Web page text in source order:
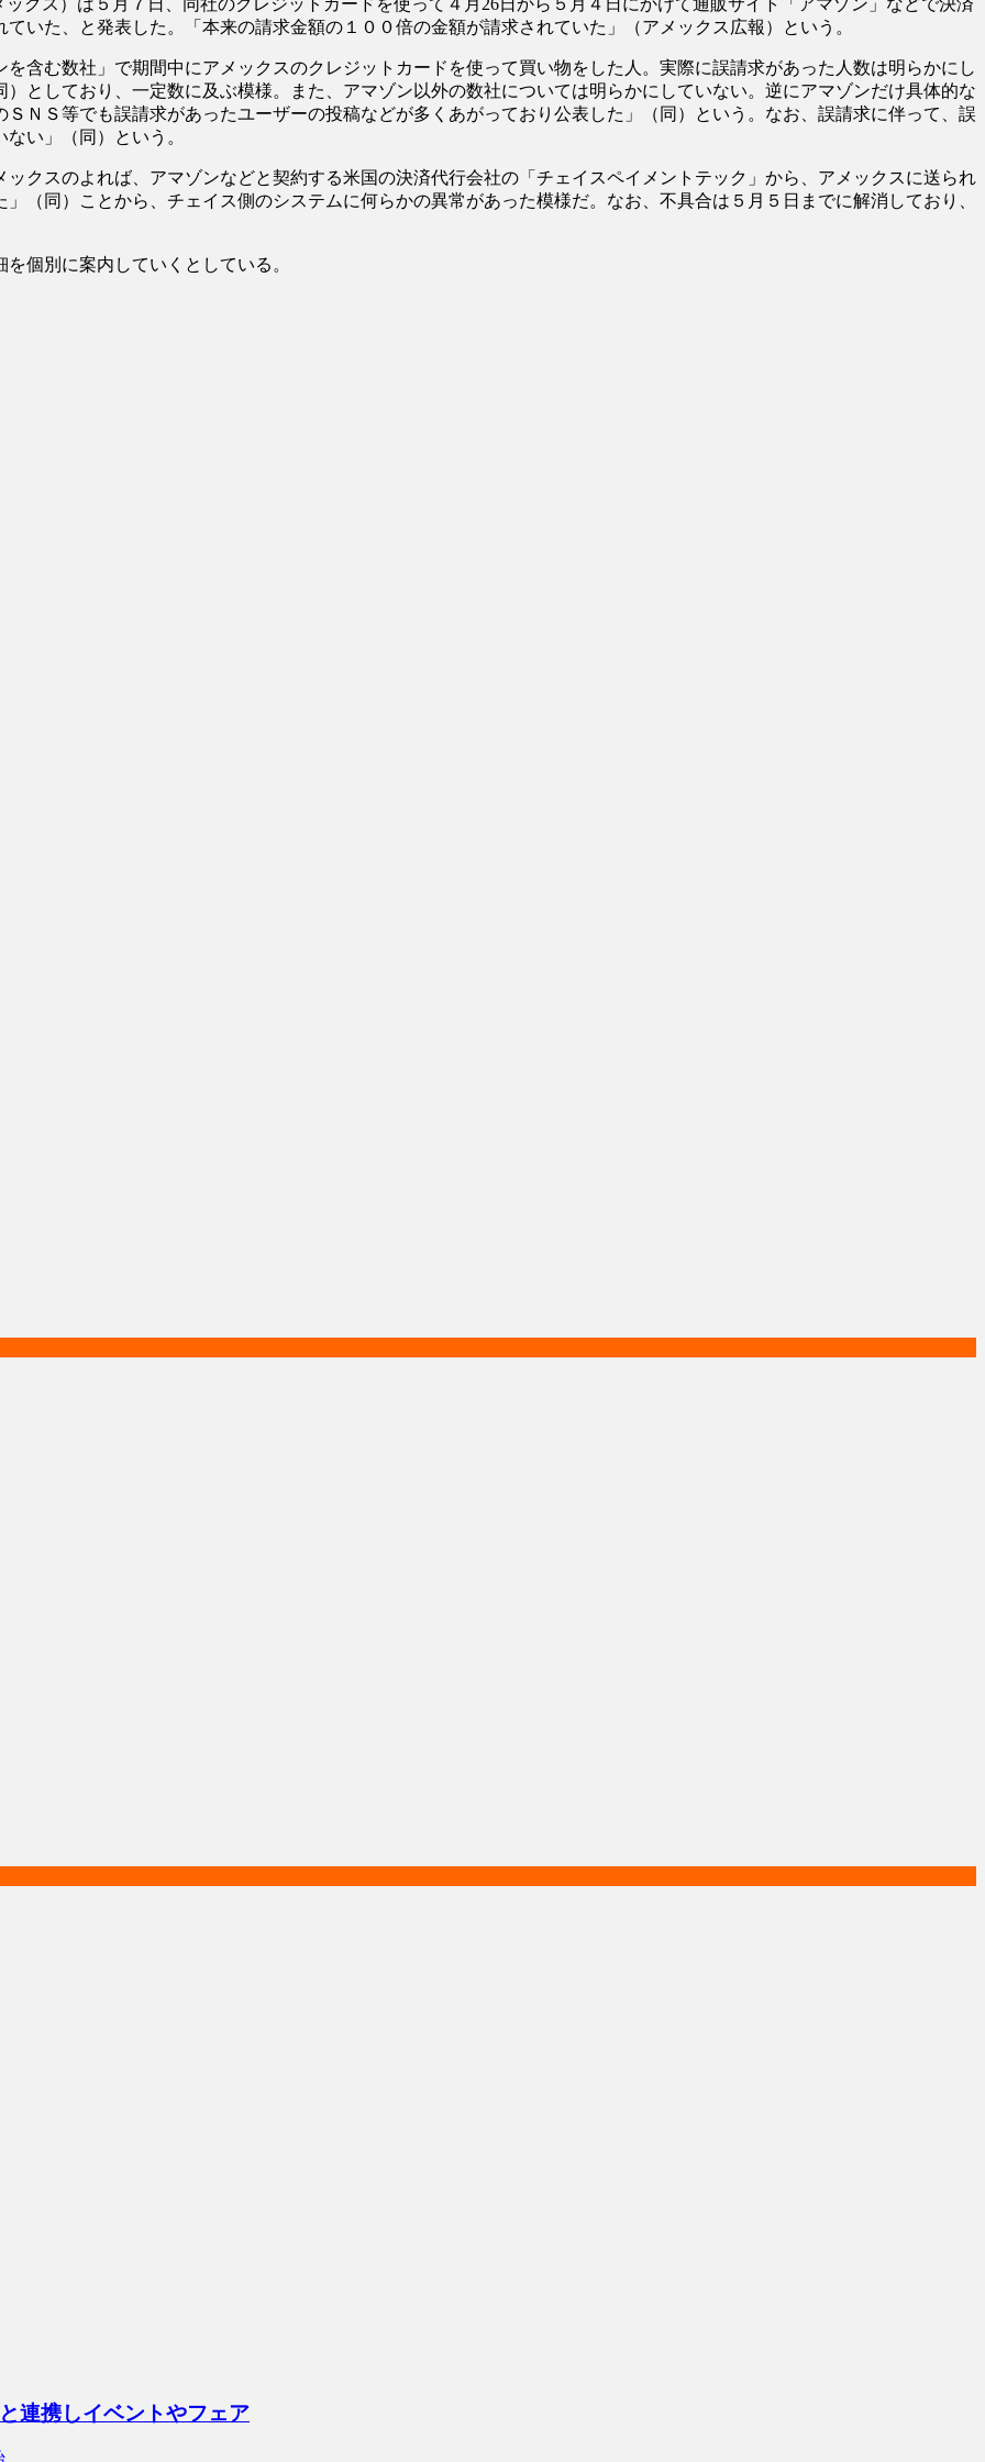
いた、と発表した。「本来の請求金額の１００倍の金額が請求されていた」（アメックス広報）という。
含む数社」で期間中にアメックスのクレジットカードを使って買い物をした人。実際に誤請求があった人数は明らかにし
としており、一定数に及ぶ模様。また、アマゾン以外の数社については明らかにしていない。逆にアマゾンだけ具体的な
ＮＳ等でも誤請求があったユーザーの投稿などが多くあがっており公表した」（同）という。なお、誤請求に伴って、誤
い」（同）という。
クスのよれば、アマゾンなどと契約する米国の決済代行会社の「チェイスペイメントテック」から、アメックスに送られ
（同）ことから、チェイス側のシステムに何らかの異常があった模様だ。なお、不具合は５月５日までに解消しており、
個別に案内していくとしている。
連携しイベントやフェア